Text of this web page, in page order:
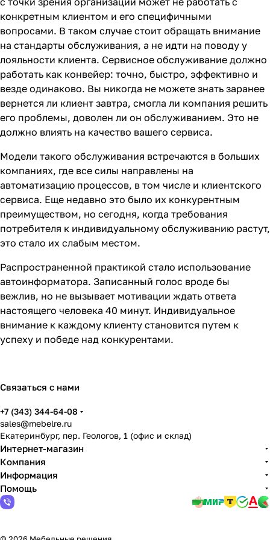
конкретным клиентом и его специфичными
вопросами. В таком случае стоит обращать внимание
на стандарты обслуживания, а не идти на поводу у
лояльности клиента. Сервисное обслуживание должно
работать как конвейер: точно, быстро, эффективно и
везде одинаково. Вы никогда не можете знать заранее
вернется ли клиент завтра, смогла ли компания решить
его проблемы, доволен ли он обслуживанием. Это не
должно влиять на качество вашего сервиса.
Модели такого обслуживания встречаются в больших
компаниях, где все силы направлены на
автоматизацию процессов, в том числе и клиентского
сервиса. Еще недавно это было их конкурентным
преимуществом, но сегодня, когда требования
потребителя к индивидуальному обслуживанию растут,
это стало их слабым местом.
Распространенной практикой стало использование
автоинформатора. Записанный голос вроде бы
вежлив, но не вызывает мотивации ждать ответа
настоящего человека 40 минут. Индивидуальное
внимание к каждому клиенту становится путем к
успеху и победе над конкурентами.
Связаться с нами
+7 (343) 344-64-08
sales@mebelre.ru
Екатеринбург, пер. Геологов, 1 (офис и склад)
Интернет-магазин
Компания
Информация
Помощь